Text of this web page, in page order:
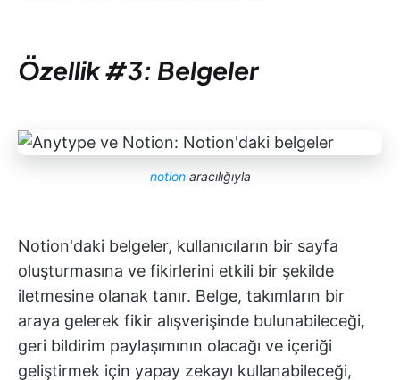
Özellik #3: Belgeler
notionaracılığıyla
Notion'daki belgeler, kullanıcıların bir sayfa
oluşturmasına ve fikirlerini etkili bir şekilde
iletmesine olanak tanır. Belge, takımların bir
araya gelerek fikir alışverişinde bulunabileceği,
geri bildirim paylaşımının olacağı ve içeriği
geliştirmek için yapay zekayı kullanabileceği,